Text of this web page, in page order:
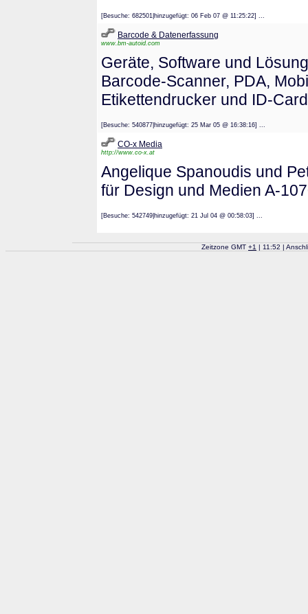
[Besuche: 682501|hinzugefügt: 06 Feb 07 @ 11:25:22] ...
Barcode & Datenerfassung
www.bm-autoid.com
Geräte, Software und
Barcode-Scanner, PDA,
Etikettendrucker und ID-
[Besuche: 540877|hinzugefügt: 25 Mar 05 @ 16:38:16] ...
CO-x Media
http://www.co-x.at
Angelique Spanoudis und
für Design und Medien A-
[Besuche: 542749|hinzugefügt: 21 Jul 04 @ 00:58:03] ...
Zeitzone GMT +1 | 11:52 |